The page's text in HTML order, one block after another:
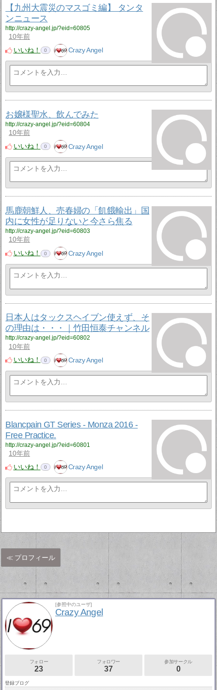
【九州大震災のマスゴミ編】 タンタ
ンニュース
http://crazy-angel.jp/?eid=60805
10年前
いいね！
0 Crazy Angel
お嬢様聖水、飲んでみた
http://crazy-angel.jp/?eid=60804
10年前
いいね！
0 Crazy Angel
馬鹿朝鮮人、売春婦の「飢餓輸出」国
内に女性が足りないと今さら焦る
http://crazy-angel.jp/?eid=60803
10年前
いいね！
0 Crazy Angel
日本人はタックスヘイブン使えず、そ
の理由は・・・｜竹田恒泰チャンネル
http://crazy-angel.jp/?eid=60802
10年前
いいね！
0 Crazy Angel
Blancpain GT Series - Monza 2016 -
Free Practice.
http://crazy-angel.jp/?eid=60801
10年前
いいね！
0 Crazy Angel
プロフィール
[参照中のユーザ]
Crazy Angel
フォロー
23
フォロワー
37
参加サークル
0
登録ブログ